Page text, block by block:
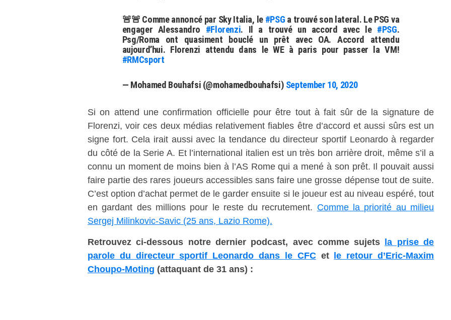
🚨🚨 Comme annoncé par Sky Italia, le #PSG a trouvé son lateral. Le PSG va
engager Alessandro #Florenzi. Il a trouvé un accord avec le #PSG.
Psg/Roma ont quasiment bouclé un prêt avec OA. Accord attendu
aujourd’hui. Florenzi attendu dans le WE à paris pour passer la VM!
#RMCsport
— Mohamed Bouhafsi (@mohamedbouhafsi) September 10, 2020
Si on attend une confirmation officielle pour être tout à fait sûr de la signature de
Florenzi, voir ces deux médias relativement fiables être d’accord et aussi sûrs est un
signe fort. Cela irait aussi avec la tendance du directeur sportif Leonardo à regarder
du côté de la Serie A. Et l’international italien est un très bon arrière droit, même s’il a
connu un moment de moins bien à l’AS Rome qui a mené à son prêt. Il pouvait aussi
faire partie des rares joueurs accessibles sans faire une grosse dépense tout de suite.
C’est option d’achat permet de le garder ensuite si le joueur est au niveau espéré, tout
en gardant des millions pour le reste du recrutement. Comme la priorité au milieu
Sergej Milinkovic-Savic (25 ans, Lazio Rome).
Retrouvez ci-dessous notre dernier podcast, avec comme sujets la prise de
parole du directeur sportif Leonardo dans le CFCet le retour d’Eric-Maxim
Choupo-Moting (attaquant de 31 ans) :